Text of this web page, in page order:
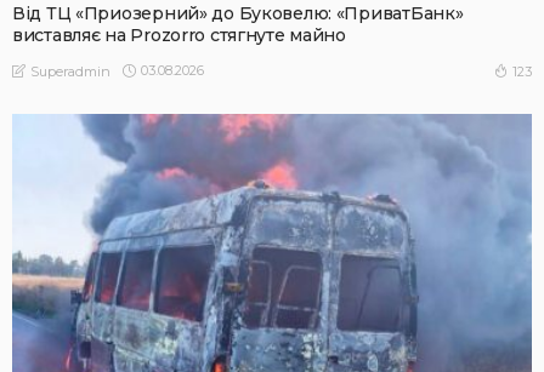
Від ТЦ «Приозерний» до Буковелю: «ПриватБанк»
виставляє на Prozorro стягнуте майно
Superadmin 03.08.2026 123